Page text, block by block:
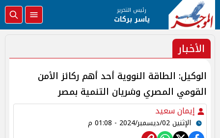
رئيس التحرير
ياسر بركات
الأخبار
الوكيل: الطاقة النووية أحد أهم ركائز الأمن
القومي المصري وشريان التنمية بمصر
إيمان سعيد
الإثنين 02/ديسمبر/2024 - 01:08 م